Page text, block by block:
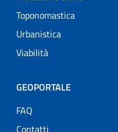
Toponomastica
Urbanistica
Viabilità
GEOPORTALE
FAQ
Contatti